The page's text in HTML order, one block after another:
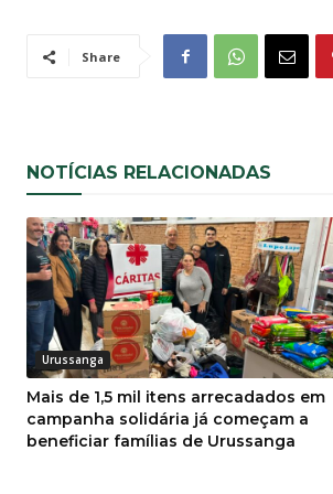
Share
NOTÍCIAS RELACIONADAS
Urussanga
Mais de 1,5 mil itens arrecadados em
campanha solidária já começam a
beneficiar famílias de Urussanga